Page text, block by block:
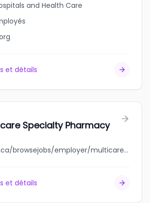
and Health Care
et détails
Specialty Pharmacy
jobbank.gc.ca/browsejobs/employer/multicare+specialty+pharmacy/ca
et détails